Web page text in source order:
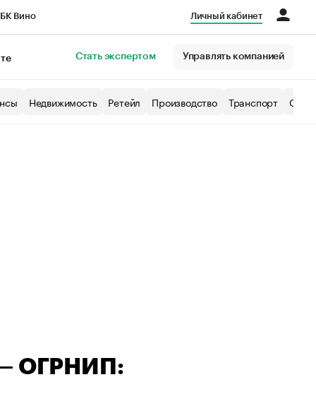
Вино Личный кабинет
Стать экспертом Управлять компанией
Недвижимость Ретейл Производство Транспорт
— ОГРНИП: